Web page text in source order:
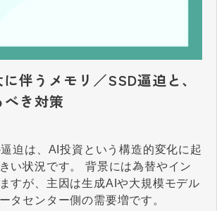
伴うメモリ／SSD逼迫と、
き対策
迫は、AI投資という構造的変化に起
い状況です。 背景には為替やイン
すが、主因は生成AIや大規模モデル
タセンター側の需要増です。